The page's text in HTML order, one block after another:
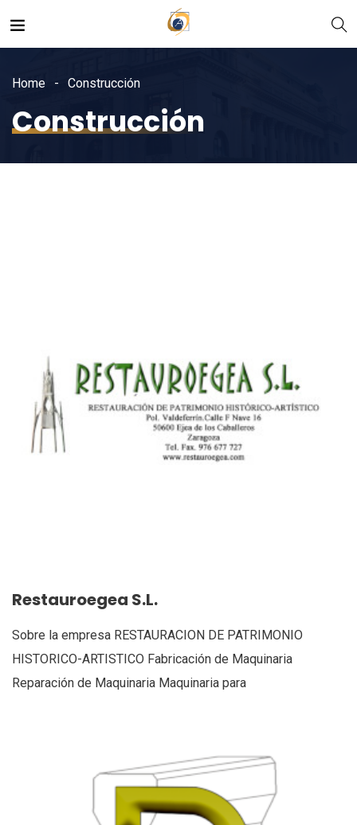
Home Construcción
Construcción
Restauroegea S.L.
Sobre la empresa RESTAURACION DE PATRIMONIO
HISTORICO-ARTISTICO Fabricación de Maquinaria
Reparación de Maquinaria Maquinaria para